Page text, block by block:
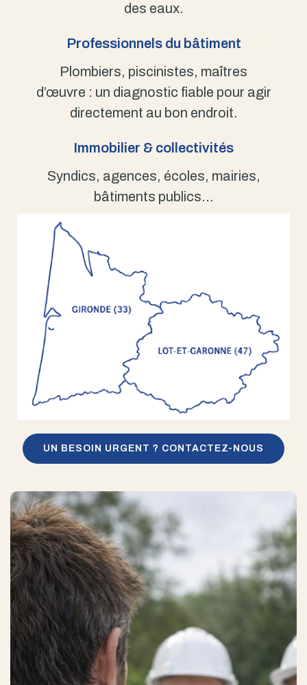
des eaux.
Professionnels du bâtiment
Plombiers, piscinistes, maîtres
d’œuvre : un diagnostic fiable pour agir
directement au bon endroit.
Immobilier & collectivités
Syndics, agences, écoles, mairies,
bâtiments publics…
UN BESOIN URGENT ? CONTACTEZ-NOUS